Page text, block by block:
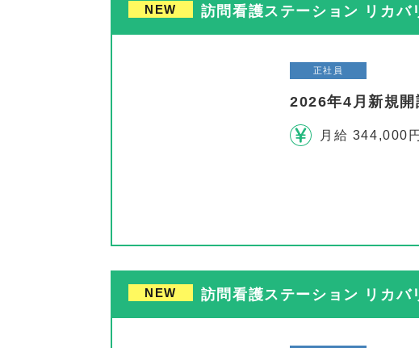
NEW 訪問看護ステーション リカ
正社員
2026年4月新規開
月給 344,000
NEW 訪問看護ステーション リカ